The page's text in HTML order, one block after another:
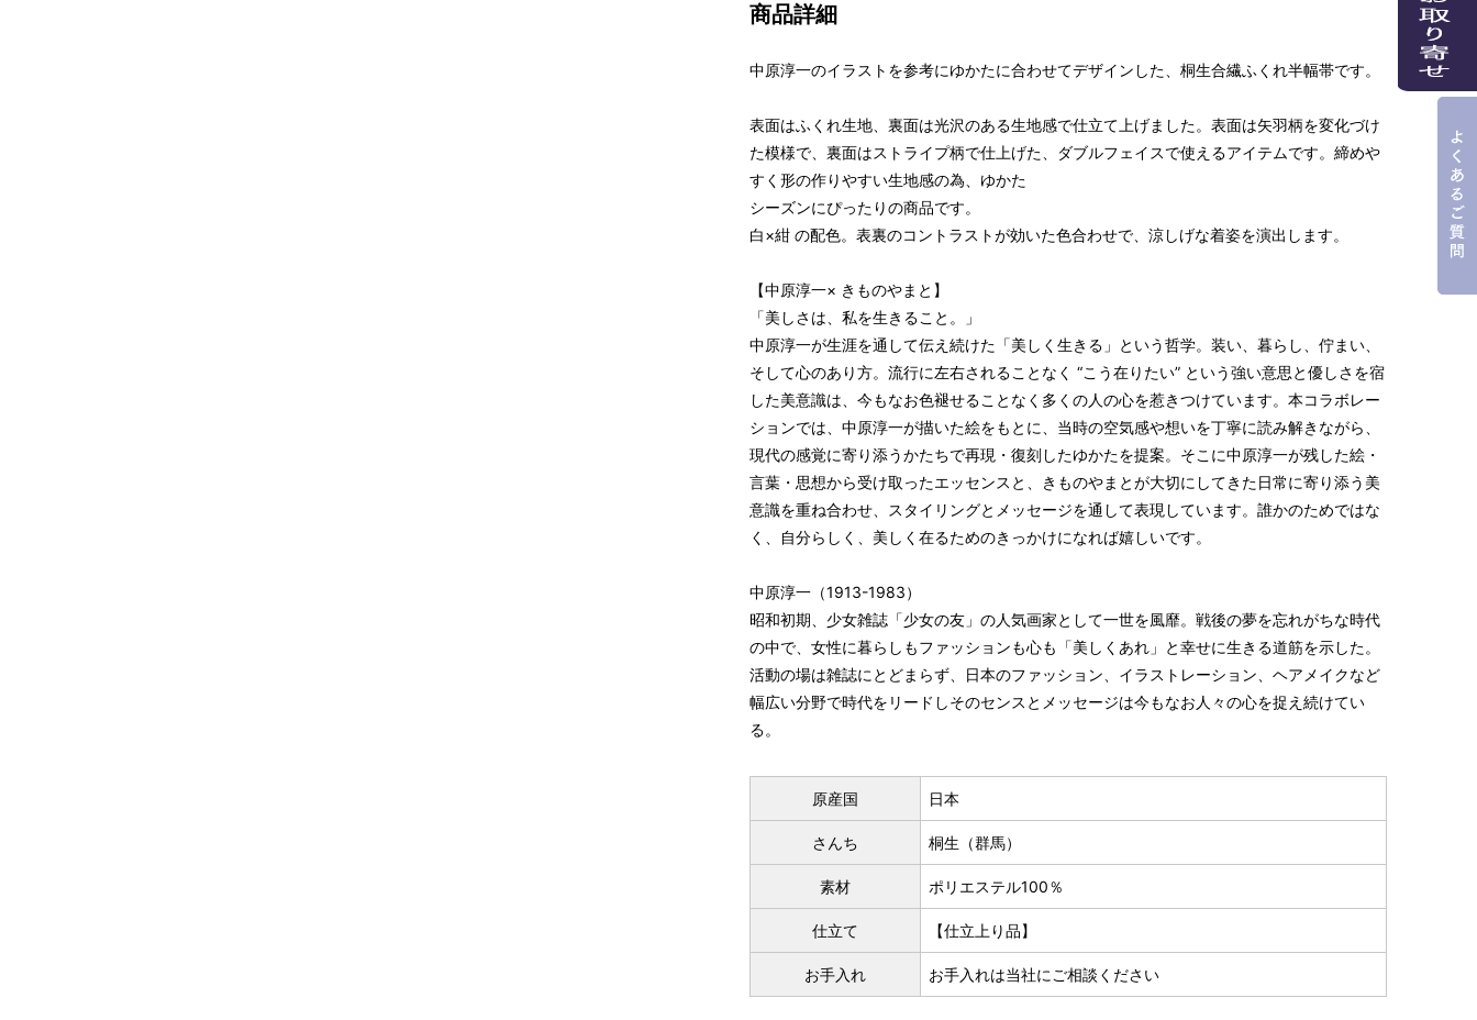
商品詳細
中原淳一のイラストを参考にゆかたに合わせてデザインした、桐生合繊ふくれ半幅帯です。
表面はふくれ生地、裏面は光沢のある生地感で仕立て上げました。表面は矢羽柄を変化づけ
た模様で、裏面はストライプ柄で仕上げた、ダブルフェイスで使えるアイテムです。締めや
すく形の作りやすい生地感の為、ゆかた
シーズンにぴったりの商品です。
白×紺 の配色。表裏のコントラストが効いた色合わせで、涼しげな着姿を演出します。
【中原淳一× きものやまと】
「美しさは、私を生きること。」
中原淳一が生涯を通して伝え続けた「美しく生きる」という哲学。装い、暮らし、佇まい、
そして心のあり方。流行に左右されることなく “こう在りたい” という強い意思と優しさを宿
した美意識は、今もなお色褪せることなく多くの人の心を惹きつけています。本コラボレー
ションでは、中原淳一が描いた絵をもとに、当時の空気感や想いを丁寧に読み解きながら、
現代の感覚に寄り添うかたちで再現・復刻したゆかたを提案。そこに中原淳一が残した絵・
言葉・思想から受け取ったエッセンスと、きものやまとが大切にしてきた日常に寄り添う美
意識を重ね合わせ、スタイリングとメッセージを通して表現しています。誰かのためではな
く、自分らしく、美しく在るためのきっかけになれば嬉しいです。
中原淳一（1913-1983）
昭和初期、少女雑誌「少女の友」の人気画家として一世を風靡。戦後の夢を忘れがちな時代
の中で、女性に暮らしもファッションも心も「美しくあれ」と幸せに生きる道筋を示した。
活動の場は雑誌にとどまらず、日本のファッション、イラストレーション、ヘアメイクなど
幅広い分野で時代をリードしそのセンスとメッセージは今もなお人々の心を捉え続けてい
る。
原産国 日本
さんち 桐生（群馬）
素材 ポリエステル100％
仕立て 【仕立上り品】
お手入れ お手入れは当社にご相談ください